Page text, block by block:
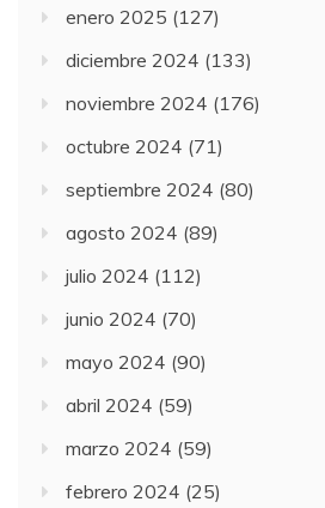
enero 2025 (127)
diciembre 2024 (133)
noviembre 2024 (176)
octubre 2024 (71)
septiembre 2024 (80)
agosto 2024 (89)
julio 2024 (112)
junio 2024 (70)
mayo 2024 (90)
abril 2024 (59)
marzo 2024 (59)
febrero 2024 (25)